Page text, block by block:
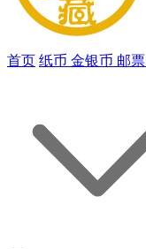
首页 纸币 金银币 邮票